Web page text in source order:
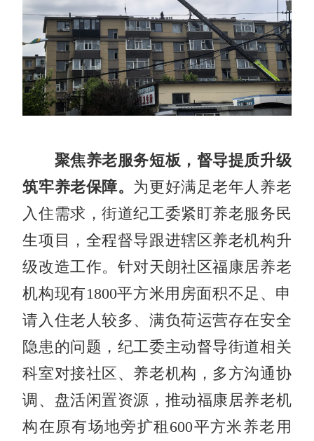
聚焦养老服务短板，督导提质升级
筑牢养老保障。 为更好满足老年人养老
入住需求，街道纪工委紧盯养老服务民
生项目，全程督导跟进辖区养老机构升
级改造工作。针对天朗社区福康居养老
机构现有1800平方米用房面积不足、申
请入住老人较多、满负荷运营存在安全
隐患的问题，纪工委主动督导街道相关
科室对接社区、养老机构，多方沟通协
调、盘活闲置资源，推动福康居养老机
构在原有场地旁扩租600平方米养老用